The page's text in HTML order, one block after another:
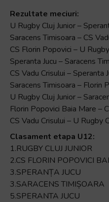
Rezultate meciuri:
U Rugby Cluj Junior –
Saracens Timisoara – CS
CS Florin Popovici – U
Speranta Jucu – Saracens
CS Vadu Crisului – Speranta
Saracens Timisoara –
U Rugby Cluj Junior –
Florin Popovici Baia Mare –
CS Vadu Crisului – U Rugby
Clasament etapa U12:
1.RUGBY CLUJ JUNIOR
2.CS FLORIN POPOVICI
3.SPERANȚA JUCU
3.SARACENS TIMIȘOARA
5.SPERANTA JUCU